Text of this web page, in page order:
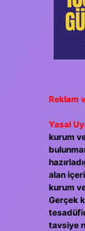
Reklam
Yasal
kurum
alan
kurum
Gerçek
tavsiye